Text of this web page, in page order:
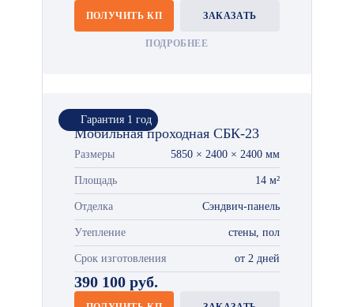
ПОЛУЧИТЬ КП ЗАКАЗАТЬ
ПОДРОБНЕЕ
Гарантия 1 год
Мобильная проходная СБК-23
Размеры 5850 × 2400 × 2400 мм
Площадь 14 м²
Отделка Сэндвич-панель
Утепление стены, пол
Срок изготовления от 2 дней
390 100 руб.